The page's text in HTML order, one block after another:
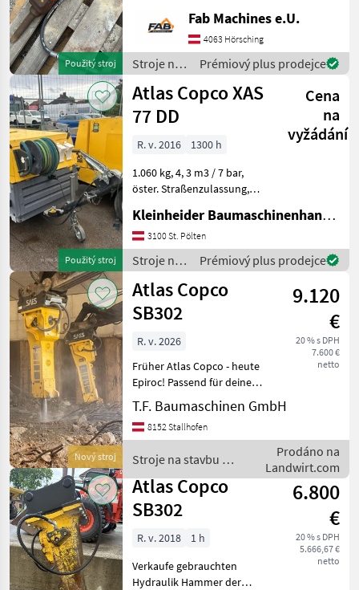
Použitý stroj
Aufnahme SW010 / MH03
Betriebsgewicht 55 kg
Durchmesser
Einsteckwerkzeug 40 mm Ar
Fab Machines e.U.
4063 Hörsching
Stroje na
stavbu /
Atlas
Copco
Prémiový plus prodejce
Použitý stroj
Atlas Copco XAS
77 DD
Cena
na
vyžádání
R. v. 2016
1300 h
1.060 kg, 4, 3 m3 / 7 bar,
öster. Straßenzulassung,
stavbu Kompresor
Kleinheider Baumaschinenhandel GmbH.
3100 St. Pölten
Stroje na
stavbu /
Atlas
Copco
Prémiový plus prodejce
Nový stroj
Atlas Copco
SB302
9.120
€
20 % s DPH
7.600 €
netto
R. v. 2026
Früher Atlas Copco - heute
Epiroc! Passend für deinen
Bagger von 1, 5 to - 140 to!
Durch die massive
wartungsfreundliche
Werkzeugwechsel, di
T.F. Baumaschinen GmbH
8152 Stallhofen
Stroje na stavbu /
Atlas Copco
Prodáno na
Landwirt.com
Atlas Copco
SB302
6.800
€
20 % s DPH
5.666,67 €
netto
R. v. 2018
1 h
Verkaufe gebrauchten
Hydraulik Hammer der